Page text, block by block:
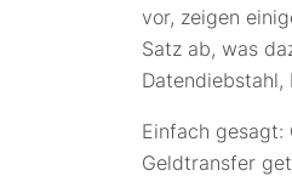
vor, zeigen
Satz ab, was
Datendiebstahl,
Einfach gesagt:
Geldtransfer